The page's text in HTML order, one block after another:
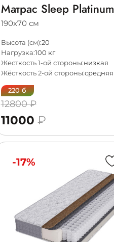
Матрас Sleep Platinum
190х70 см
Высота (см):20
Нагрузка:100 кг
Жесткость 1-ой стороны:низкая
Жёсткость 2-ой стороны:средняя
220 б
12800 ₽
11000 ₽
-17%